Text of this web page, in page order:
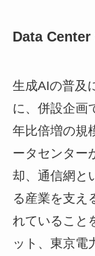
Data Center
生成AIの普及
に、併設企画
年比倍増の規
ータセンター
却、通信網と
る産業を支え
れていること
ット、東京電